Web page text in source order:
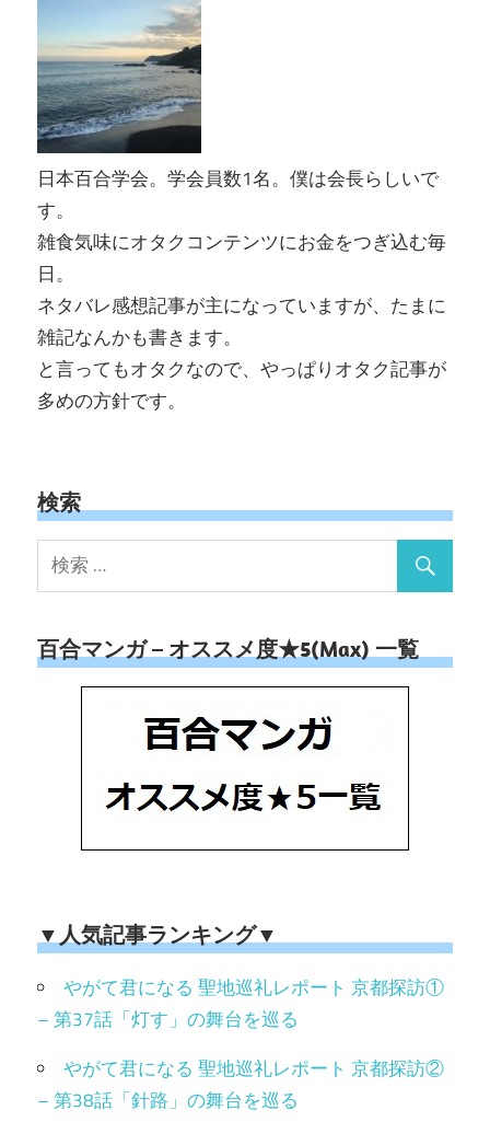
日本百合学会。学会員数1名。僕は会長らしいで
す。
雑食気味にオタクコンテンツにお金をつぎ込む毎
日。
ネタバレ感想記事が主になっていますが、たまに
雑記なんかも書きます。
と言ってもオタクなので、やっぱりオタク記事が
多めの方針です。
検索
百合マンガ – オススメ度★5(Max) 一覧
▼人気記事ランキング▼
やがて君になる 聖地巡礼レポート 京都探訪①
– 第37話「灯す」の舞台を巡る
やがて君になる 聖地巡礼レポート 京都探訪②
– 第38話「針路」の舞台を巡る